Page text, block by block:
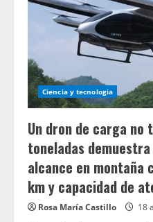
sitios
de
WordPress
utilizando
un
fallo
en
un
que
el
acceso
de
sin
necesidad
de
credenciales
de
inicio
Ciencia y tecnologia
Un dron de carga no
toneladas
alcance en montaña
km y capacidad de
Rosa María Castillo 18